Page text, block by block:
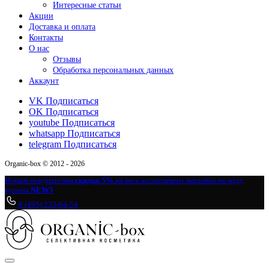
Интересные статьи
Акции
Доставка и оплата
Контакты
О нас
Отзывы
Обработка персональных данных
Аккаунт
VK Подписаться
OK Подписаться
youtube Подписаться
whatsapp Подписаться
telegram Подписаться
Organic-box © 2012 - 2026
Новым покупателям скидка 5% на весь ассортимент магазина по коду
купона NEW5
8 (495) 233-64-54